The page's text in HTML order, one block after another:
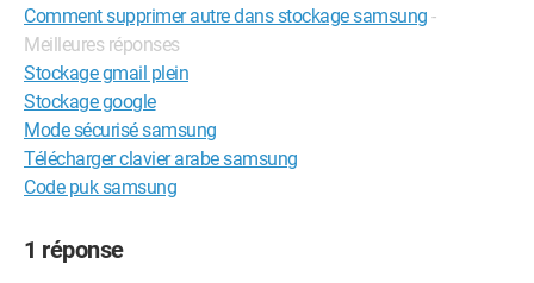
Comment supprimer autre dans stockage samsung -
Meilleures réponses
Stockage gmail plein
Stockage google
Mode sécurisé samsung
Télécharger clavier arabe samsung
Code puk samsung
1 réponse